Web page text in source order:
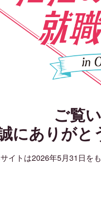
ご覧
にありがと
イトは2026年5月31日を